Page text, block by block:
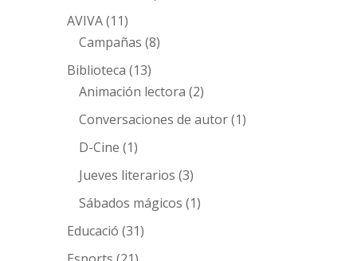
AVIVA(11)
Campañas (8)
Biblioteca (13)
Animación lectora (2)
Conversaciones de autor(1)
D-Cine (1)
Jueves literarios (3)
Sábados mágicos (1)
Educació (31)